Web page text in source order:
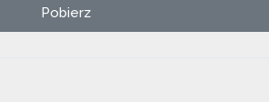
Pobierz